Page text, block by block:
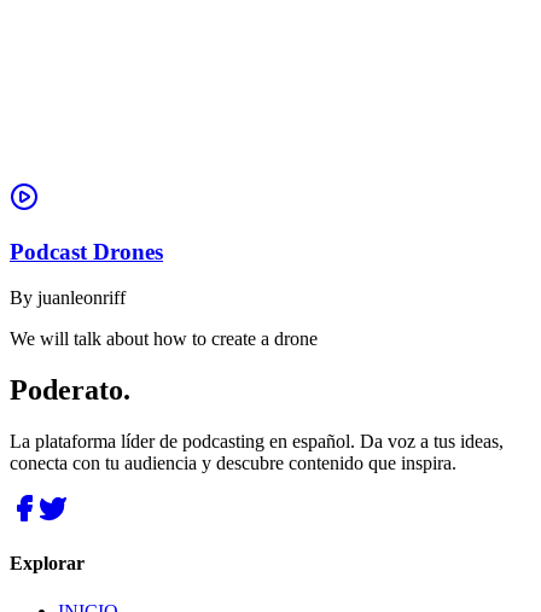
Podcast Drones
By juanleonriff
We will talk about how to create a drone
Poderato.
La plataforma líder de podcasting en español. Da voz a tus ideas,
conecta con tu audiencia y descubre contenido que inspira.
Explorar